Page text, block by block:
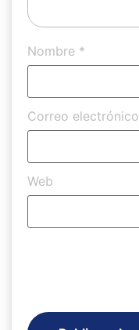
Nombre *
Correo electrónico
Web